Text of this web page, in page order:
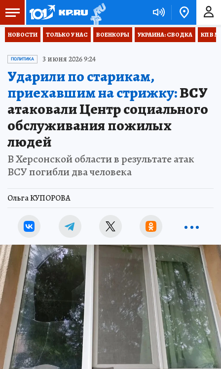
НОВОСТИ ТОЛЬКО У НАС ВОЕНКОРЫ УКРАИНА: СВОДКА КП В
ПОЛИТИКА 3 июня 2026 9:24
Ударили по старикам,
приехавшим на стрижку:ВСУ
атаковали Центр социального
обслуживания пожилых
людей
В Херсонской области в результате атак
ВСУ погибли два человека
Ольга КУПОРОВА